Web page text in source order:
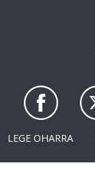
LEGE OHARRA